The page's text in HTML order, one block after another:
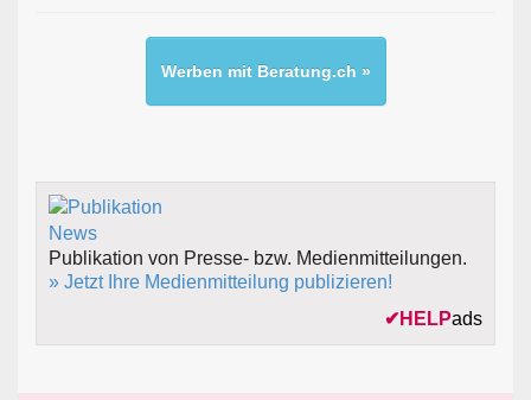
Werben mit Beratung.ch »
Publikation von Presse- bzw. Medienmitteilungen.
» Jetzt Ihre Medienmitteilung publizieren!
✔ HELPads